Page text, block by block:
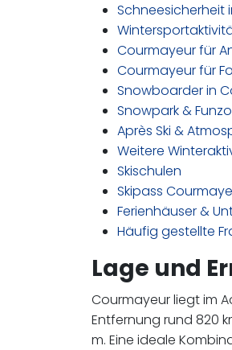
Schneesicherheit
Courmayeur für
Courmayeur für
Snowboarder in
Snowpark &
Après Ski &
Weitere
Skischulen
Skipass
Ferienhäuser &
Häufig gestellte
Lage und
Courmayeur liegt im
Entfernung rund 820
m. Eine ideale